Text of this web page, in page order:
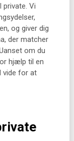
Vi
og giver dig
der matcher
om du
hjælp til en
vide for at